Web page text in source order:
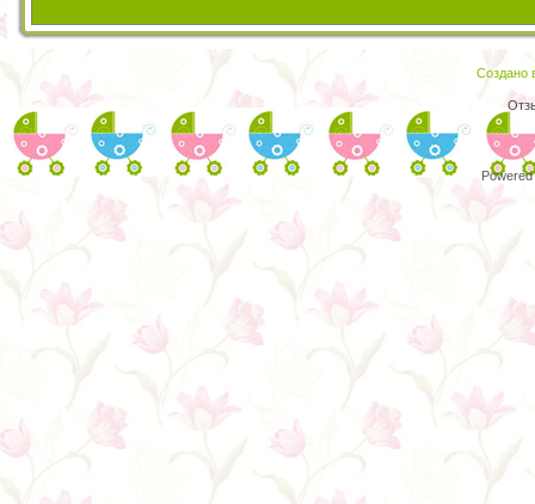
Создано